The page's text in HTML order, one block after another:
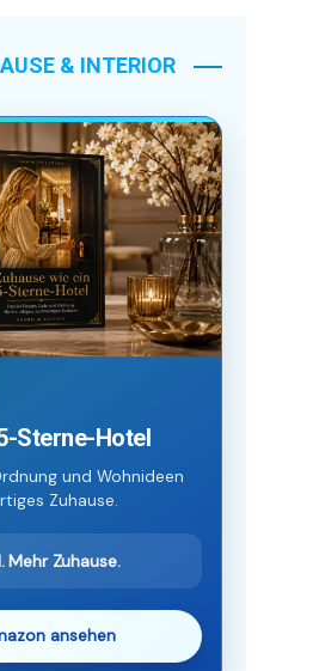
& INTERIOR
Sterne-Hotel
und Wohnideen
Zuhause.
Mehr Zuhause.
ansehen